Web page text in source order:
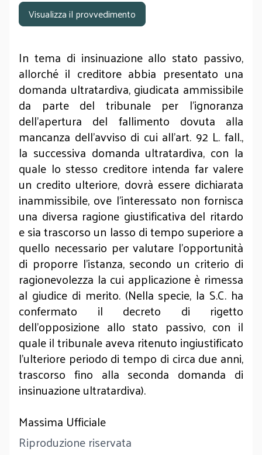
Visualizza il provvedimento
In tema di insinuazione allo stato passivo,
allorché il creditore abbia presentato una
domanda ultratardiva, giudicata ammissibile
da parte del tribunale per l'ignoranza
dell'apertura del fallimento dovuta alla
mancanza dell'avviso di cui all'art. 92 L. fall.,
la successiva domanda ultratardiva, con la
quale lo stesso creditore intenda far valere
un credito ulteriore, dovrà essere dichiarata
inammissibile, ove l'interessato non fornisca
una diversa ragione giustificativa del ritardo
e sia trascorso un lasso di tempo superiore a
quello necessario per valutare l'opportunità
di proporre l'istanza, secondo un criterio di
ragionevolezza la cui applicazione è rimessa
al giudice di merito. (Nella specie, la S.C. ha
confermato il decreto di rigetto
dell'opposizione allo stato passivo, con il
quale il tribunale aveva ritenuto ingiustificato
l'ulteriore periodo di tempo di circa due anni,
trascorso fino alla seconda domanda di
insinuazione ultratardiva).
Massima Ufficiale
Riproduzione riservata